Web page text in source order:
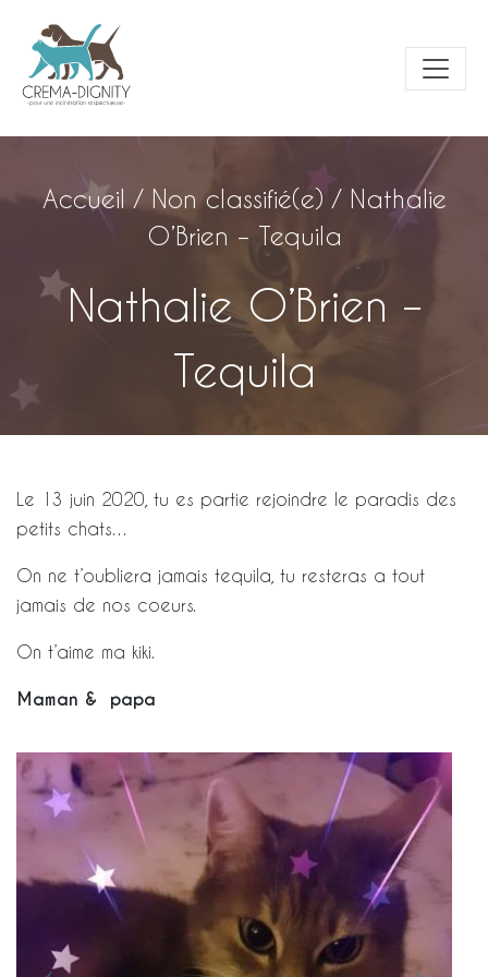
Accueil / Non classifié(e) / Nathalie
O’Brien – Tequila
Nathalie O’Brien –
Tequila
Le 13 juin 2020, tu es partie rejoindre le paradis des
petits chats…
On ne t’oubliera jamais tequila, tu resteras a tout
jamais de nos coeurs.
On t’aime ma kiki.
Maman & papa